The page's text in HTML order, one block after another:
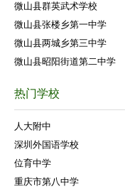
微山县群英武术学校
微山县张楼乡第一中学
微山县两城乡第三中学
微山县昭阳街道第二中学
热门学校
人大附中
深圳外国语学校
位育中学
重庆市第八中学